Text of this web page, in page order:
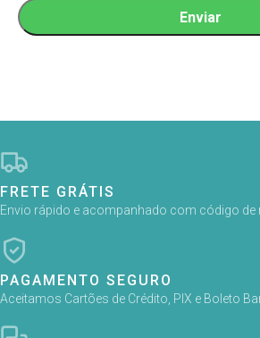
FRETE GRÁTIS
Envio rápido e acompanhado com código de
PAGAMENTO SEGURO
Aceitamos Cartões de Crédito, PIX e Boleto